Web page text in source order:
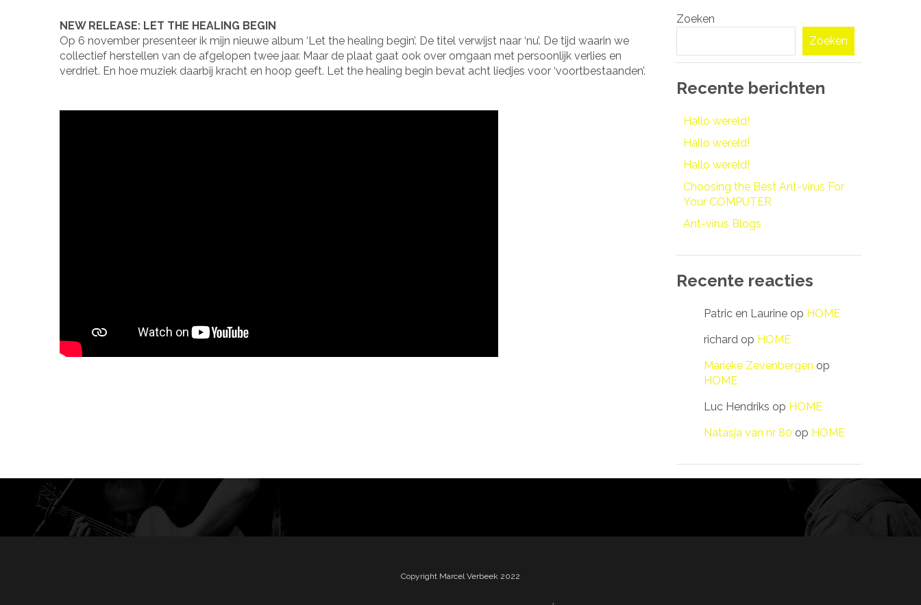
NEW RELEASE: LET THE HEALING BEGIN
Op 6 november presenteer ik mijn nieuwe album ‘Let the healing begin’. De titel verwijst naar ‘nu’. De tijd waarin we
collectief herstellen van de afgelopen twee jaar. Maar de plaat gaat ook over omgaan met persoonlijk verlies en
verdriet. En hoe muziek daarbij kracht en hoop geeft. Let the healing begin bevat acht liedjes voor ‘voortbestaanden’.
Zoeken
Zoeken
Recente berichten
Hallo wereld!
Hallo wereld!
Hallo wereld!
Choosing the Best Ant-virus For
Your COMPUTER
Ant-virus Blogs
Recente reacties
Patric en Laurine op HOME
richard op HOME
Marieke Zevenbergen op
HOME
Luc Hendriks op HOME
Natasja van nr 80 op HOME
Copyright Marcel Verbeek 2022